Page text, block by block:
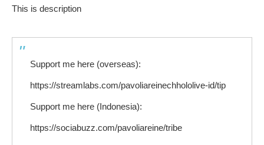
This is description
Support me here (overseas):
https://streamlabs.com/pavoliareinechhololive-id/tip
Support me here (Indonesia):
https://sociabuzz.com/pavoliareine/tribe